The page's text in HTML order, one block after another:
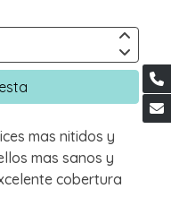
mas nitidos y
mas sanos y
cobertura